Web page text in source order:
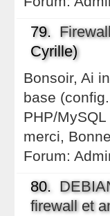
79.
Cyrille)
Bonsoir, Ai
base
PHP/
merci,
Forum:
80.
firewall et